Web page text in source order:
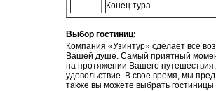
Конец тура
Выбор гостиниц:
Компания «Узинтур» сделает все
Вашей душе. Самый приятный
на протяжении Вашего
удовольствие. В свое время, мы
также вы можете выбрать